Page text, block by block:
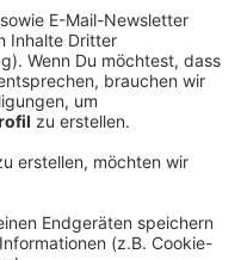
05:25
offenbar